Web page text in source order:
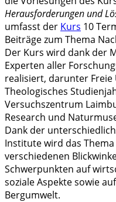
Herausforderungen und
umfasst der Kurs 10
Beiträge zum Thema
Der Kurs wird dank der
Experten aller
realisiert, darunter Freie
Theologisches
Versuchszentrum
Research und
Dank der
Institute wird das
verschiedenen
Schwerpunkten auf
soziale Aspekte sowie
Bergumwelt.